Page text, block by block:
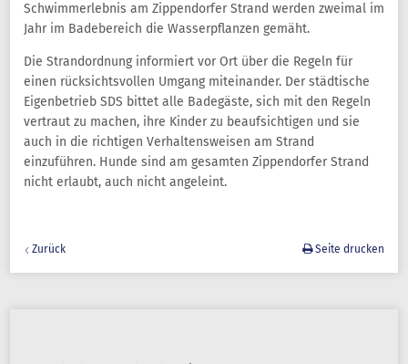
Schwimmerlebnis am Zippendorfer Strand werden zweimal im
Jahr im Badebereich die Wasserpflanzen gemäht.
Die Strandordnung informiert vor Ort über die Regeln für
einen rücksichtsvollen Umgang miteinander. Der städtische
Eigenbetrieb SDS bittet alle Badegäste, sich mit den Regeln
vertraut zu machen, ihre Kinder zu beaufsichtigen und sie
auch in die richtigen Verhaltensweisen am Strand
einzuführen. Hunde sind am gesamten Zippendorfer Strand
nicht erlaubt, auch nicht angeleint.
Zurück Seite drucken